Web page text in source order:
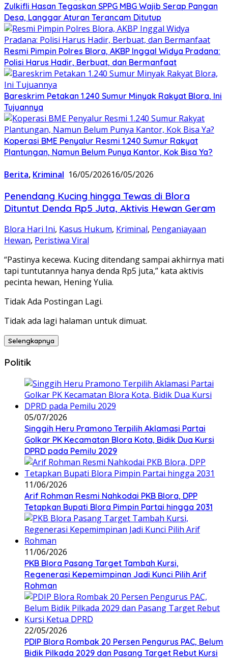
Zulkifli Hasan Tegaskan SPPG MBG Wajib Serap Pangan
Desa, Langgar Aturan Terancam Ditutup
Resmi Pimpin Polres Blora, AKBP Inggal Widya Pradana:
Polisi Harus Hadir, Berbuat, dan Bermanfaat
Bareskrim Petakan 1.240 Sumur Minyak Rakyat Blora, Ini
Tujuannya
Koperasi BME Penyalur Resmi 1.240 Sumur Rakyat
Plantungan, Namun Belum Punya Kantor, Kok Bisa Ya?
Berita, Kriminal 16/05/202616/05/2026
Penendang Kucing hingga Tewas di Blora
Dituntut Denda Rp5 Juta, Aktivis Hewan Geram
Blora Hari Ini, Kasus Hukum, Kriminal, Penganiayaan
Hewan, Peristiwa Viral
“Pastinya kecewa. Kucing ditendang sampai akhirnya mati
tapi tuntutannya hanya denda Rp5 juta,” kata aktivis
pecinta hewan, Hening Yulia.
Tidak Ada Postingan Lagi.
Tidak ada lagi halaman untuk dimuat.
Selengkapnya
Politik
05/07/2026
Singgih Heru Pramono Terpilih Aklamasi Partai
Golkar PK Kecamatan Blora Kota, Bidik Dua Kursi
DPRD pada Pemilu 2029
11/06/2026
Arif Rohman Resmi Nahkodai PKB Blora, DPP
Tetapkan Bupati Blora Pimpin Partai hingga 2031
11/06/2026
PKB Blora Pasang Target Tambah Kursi,
Regenerasi Kepemimpinan Jadi Kunci Pilih Arif
Rohman
22/05/2026
PDIP Blora Rombak 20 Persen Pengurus PAC, Belum
Bidik Pilkada 2029 dan Pasang Target Rebut Kursi